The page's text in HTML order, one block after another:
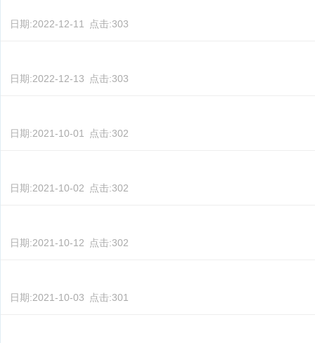
日期:2022-12-11 点击:303
日期:2022-12-13 点击:303
日期:2021-10-01 点击:302
日期:2021-10-02 点击:302
日期:2021-10-12 点击:302
日期:2021-10-03 点击:301